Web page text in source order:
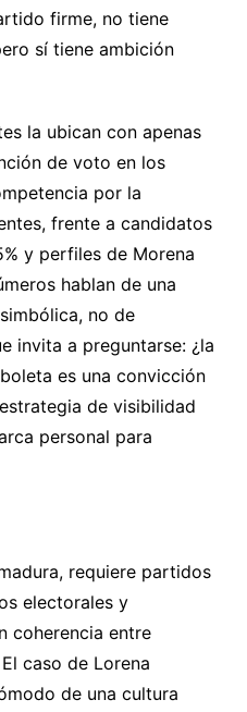
firme, no tiene
sí tiene ambición
la ubican con apenas
de voto en los
por la
frente a candidatos
y perfiles de Morena
hablan de una
no de
invita a preguntarse: ¿la
es una convicción
de visibilidad
personal para
requiere partidos
electorales y
coherencia entre
caso de Lorena
de una cultura